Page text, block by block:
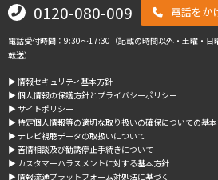
0120-080-009 電話をか
電話受付時間：9:30～17:30（記載の時間以外・土曜・日
転送）
▶︎ 情報セキュリティ基本方針
▶︎ 個人情報の保護方針とプライバシーポリシー
▶︎ サイトポリシー
▶︎ 特定個人情報等の適切な取り扱いの確保についての基
▶︎ テレビ視聴データの取扱いについて
▶︎ 苦情相談及び勧誘停止手続きについて
▶︎ カスタマーハラスメントに対する基本方針
▶︎ 情報流通プラットフォーム対処法に基づく